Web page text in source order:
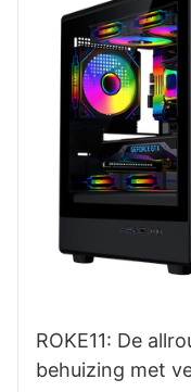
ROKE11: De
behuizing met